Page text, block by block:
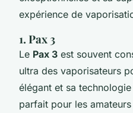
expérience de
1. Pax 3
Le Pax 3 est souvent
ultra des vaporisateurs
élégant et sa
parfait pour les